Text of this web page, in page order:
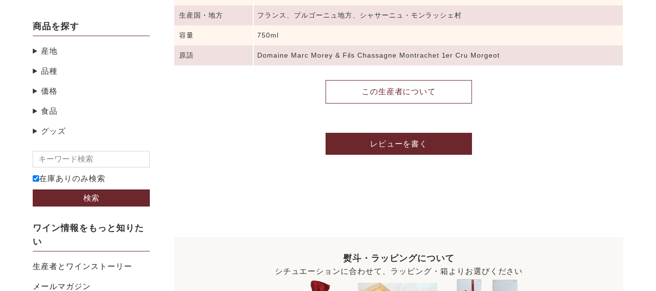
商品を探す
産地
品種
価格
食品
グッズ
在庫ありのみ検索
検索
ワイン情報をもっと知りた
い
生産者とワインストーリー
メールマガジン
生産国・地方 フランス、ブルゴーニュ地方、シャサーニュ・モンラッシェ村
容量 750ml
原語 Domaine Marc Morey & Fils Chassagne Montrachet 1er Cru Morgeot
この生産者について
レビューを書く
熨斗・ラッピングについて
シチュエーションに合わせて、ラッピング・箱よりお選びください